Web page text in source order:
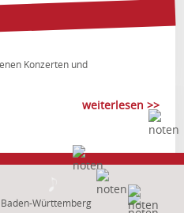
Konzerten und
weiterlesen >>
Württemberg